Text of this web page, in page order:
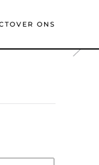
OVER ONS